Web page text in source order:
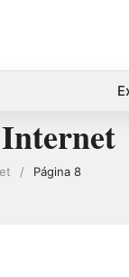
/ Página 8